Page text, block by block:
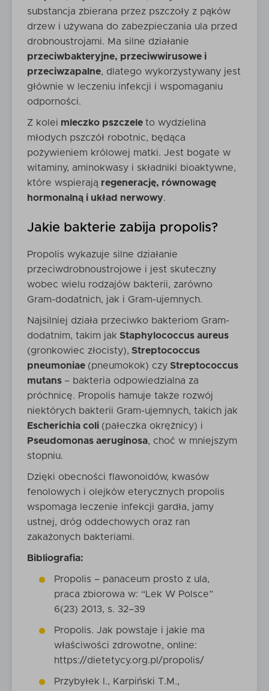
substancja zbierana przez pszczoły z pąków
drzew i używana do zabezpieczania ula przed
drobnoustrojami. Ma silne działanie
przeciwbakteryjne, przeciwwirusowe i
przeciwzapalne, dlatego wykorzystywany jest
głównie w leczeniu infekcji i wspomaganiu
odporności.
Z kolei mleczko pszczele to wydzielina
młodych pszczół robotnic, będąca
pożywieniem królowej matki. Jest bogate w
witaminy, aminokwasy i składniki bioaktywne,
które wspierają regenerację, równowagę
hormonalną i układ nerwowy.
Jakie bakterie zabija propolis?
Propolis wykazuje silne działanie
przeciwdrobnoustrojowe i jest skuteczny
wobec wielu rodzajów bakterii, zarówno
Gram-dodatnich, jak i Gram-ujemnych.
Najsilniej działa przeciwko bakteriom Gram-
dodatnim, takim jak Staphylococcus aureus
(gronkowiec złocisty), Streptococcus
pneumoniae (pneumokok) czy Streptococcus
mutans – bakteria odpowiedzialna za
próchnicę. Propolis hamuje także rozwój
niektórych bakterii Gram-ujemnych, takich jak
Escherichia coli (pałeczka okrężnicy) i
Pseudomonas aeruginosa, choć w mniejszym
stopniu.
Dzięki obecności flawonoidów, kwasów
fenolowych i olejków eterycznych propolis
wspomaga leczenie infekcji gardła, jamy
ustnej, dróg oddechowych oraz ran
zakażonych bakteriami.
Bibliografia:
Propolis – panaceum prosto z ula,
praca zbiorowa w: “Lek W Polsce”
6(23) 2013, s. 32–39
Propolis. Jak powstaje i jakie ma
właściwości zdrowotne, online:
https://dietetycy.org.pl/propolis/
Przybyłek I., Karpiński T.M.,